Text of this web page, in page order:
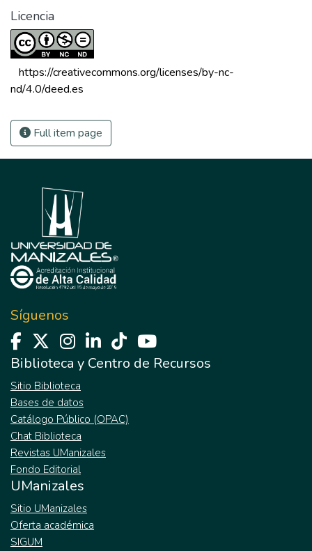
Licencia
https://creativecommons.org/licenses/by-nc-
nd/4.0/deed.es
Full item page
Síguenos
Biblioteca y Centro de Recursos
Sitio Biblioteca
Bases de datos
Catálogo Público (OPAC)
Chat Biblioteca
Revistas UManizales
Fondo Editorial
UManizales
Sitio UManizales
Oferta académica
SIGUM